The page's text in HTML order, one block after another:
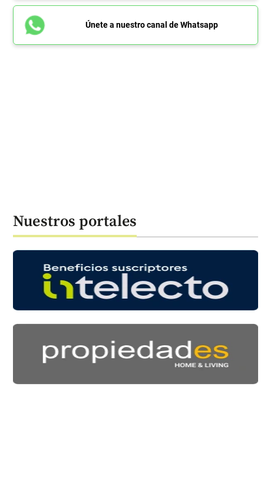
Únete a nuestro canal de Whatsapp
Nuestros portales